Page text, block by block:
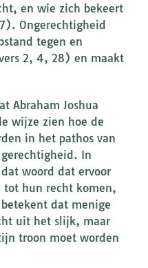
en wie zich bekeert
Ongerechtigheid
tegen en
2, 4, 28) en maakt
Abraham Joshua
wijze zien hoe de
in het pathos van
In
woord dat ervoor
tot hun recht komen,
dat menige
uit het slijk, maar
troon moet worden